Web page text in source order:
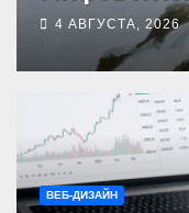
стынет
4 АВГУСТА, 2026
ВЕБ-ДИЗАЙН